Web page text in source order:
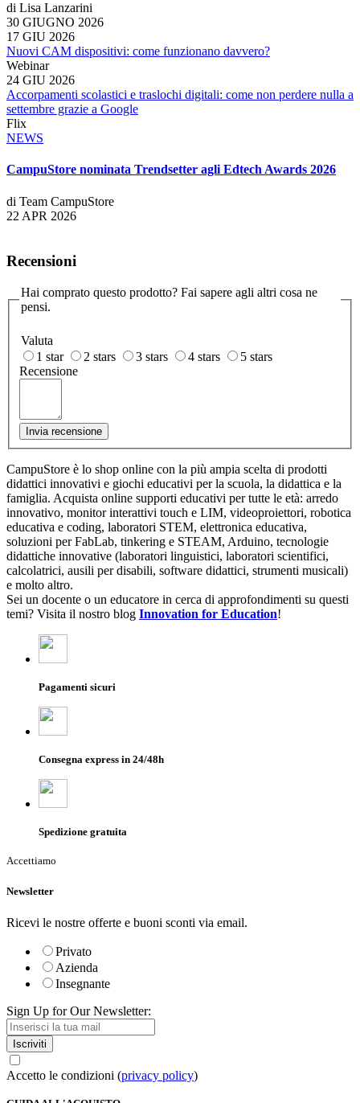
di Lisa Lanzarini
30 GIUGNO 2026
17 GIU 2026
Nuovi CAM dispositivi: come funzionano davvero?
Webinar
24 GIU 2026
Accorpamenti scolastici e traslochi digitali: come non perdere nulla a
settembre grazie a Google
Flix
NEWS
CampuStore nominata Trendsetter agli Edtech Awards 2026
di Team CampuStore
22 APR 2026
Recensioni
Hai comprato questo prodotto? Fai sapere agli altri cosa ne
pensi.
Valuta
1 star
2 stars 3 stars 4 stars
5 stars
Recensione
Invia recensione
CampuStore è lo shop online con la più ampia scelta di prodotti
didattici innovativi e giochi educativi per la scuola, la didattica e la
famiglia. Acquista online supporti educativi per tutte le età: arredo
innovativo, monitor interattivi touch e LIM, videoproiettori, robotica
educativa e coding, laboratori STEM, elettronica educativa,
soluzioni per FabLab, tinkering e STEAM, Arduino, tecnologie
didattiche innovative (laboratori linguistici, laboratori scientifici,
calcolatrici, ausili per disabili, software didattici, strumenti musicali)
e molto altro.
Sei un docente o un educatore in cerca di approfondimenti su questi
temi? Visita il nostro blog Innovation for Education!
Pagamenti sicuri
Consegna express in 24/48h
Spedizione gratuita
Accettiamo
Newsletter
Ricevi le nostre offerte e buoni sconti via email.
Privato
Azienda
Insegnante
Sign Up for Our Newsletter:
Iscriviti
Accetto le condizioni (privacy policy)